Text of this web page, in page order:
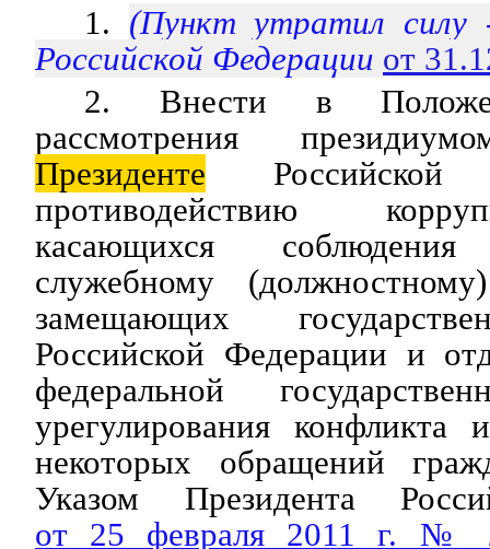
1. (Пункт утратил
Российской Федерации от
2. Внести в
рассмотрения
Президенте Российской
противодействию
касающихся
служебному
замещающих
Российской Федерации и
федеральной
урегулирования конфликта
некоторых обращений
Указом Президента
от 25 февраля 2011 г. №